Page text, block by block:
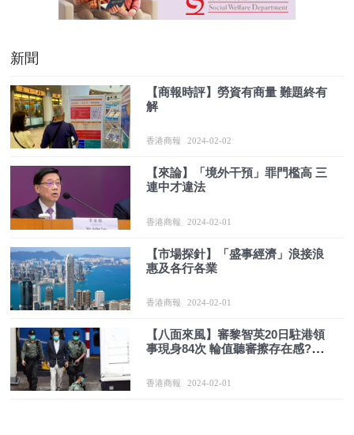
新聞
【商報時評】勞資有商量 難題終有
解
香港商報 2024-02-02
【來論】「境外干預」罪門檻高 三
連中才違法
香港商報 2024-02-01
【市場探針】「盛事經濟」浪接浪
惠及各行各業
香港商報 2024-02-01
【八面來風】審黎智英20日駐港領
事現身84次 輪值聽審擦存在感?擺
香港商報 2024-02-01